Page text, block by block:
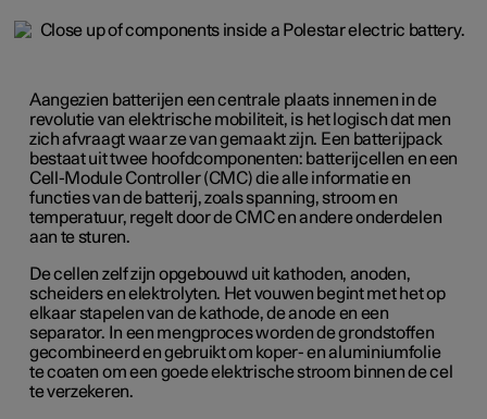
Aangezien batterijen een centrale plaats innemen in de
revolutie van elektrische mobiliteit, is het logisch dat men
zich afvraagt waar ze van gemaakt zijn. Een batterijpack
bestaat uit twee hoofdcomponenten: batterijcellen en een
Cell-Module Controller (CMC) die alle informatie en
functies van de batterij, zoals spanning, stroom en
temperatuur, regelt door de CMC en andere onderdelen
aan te sturen.
De cellen zelf zijn opgebouwd uit kathoden, anoden,
scheiders en elektrolyten. Het vouwen begint met het op
elkaar stapelen van de kathode, de anode en een
separator. In een mengproces worden de grondstoffen
gecombineerd en gebruikt om koper- en aluminiumfolie
te coaten om een goede elektrische stroom binnen de cel
te verzekeren.